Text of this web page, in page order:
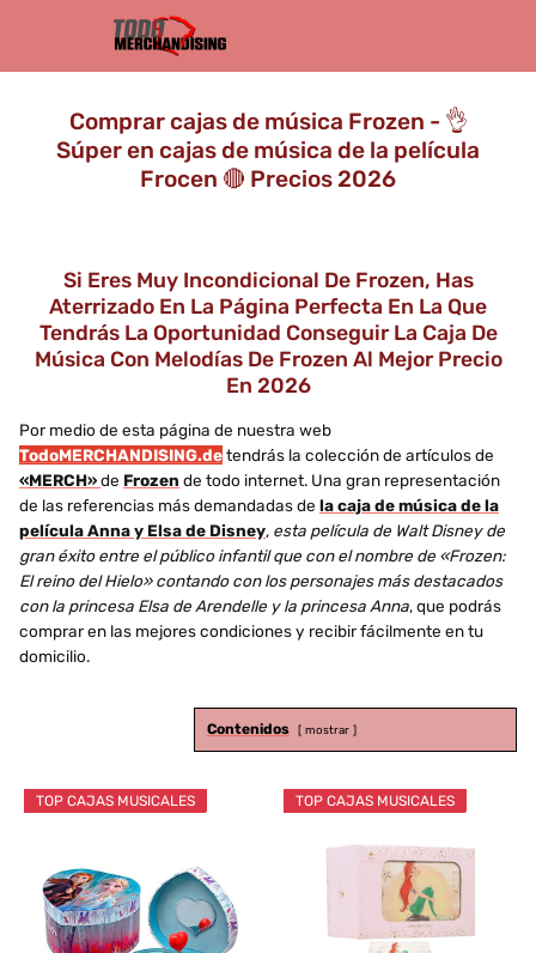
Comprar cajas de música Frozen - 👌
Súper en cajas de música de la película
Frocen 🔴 Precios 2026
Si Eres Muy Incondicional De Frozen, Has
Aterrizado En La Página Perfecta En La Que
Tendrás La Oportunidad Conseguir La Caja De
Música Con Melodías De Frozen Al Mejor Precio
En 2026
Por medio de esta página de nuestra web
TodoMERCHANDISING.detendrás la colección de artículos de
«MERCH»de Frozen de todo internet. Una gran representación
de las referencias más demandadas de la caja de música de la
película Anna y Elsa de Disney, esta película de Walt Disney de
gran éxito entre el público infantil que con el nombre de «Frozen:
El reino del Hielo» contando con los personajes más destacados
con la princesa Elsa de Arendelle y la princesa Anna, que podrás
comprar en las mejores condiciones y recibir fácilmente en tu
domicilio.
Contenidos mostrar
TOP CAJAS MUSICALES TOP CAJAS MUSICALES